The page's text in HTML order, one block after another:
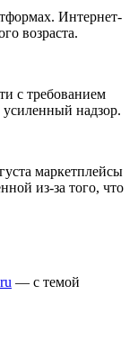
Интернет-
возраста.
с требованием
усиленный надзор.
маркетплейсы
из-за того, что
— с темой